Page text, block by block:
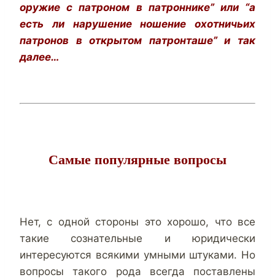
оружие с патроном в патроннике” или “а
есть ли нарушение ношение охотничьих
патронов в открытом патронташе” и так
далее…
Самые популярные вопросы
Нет, с одной стороны это хорошо, что все
такие сознательные и юридически
интересуются всякими умными штуками. Но
вопросы такого рода всегда поставлены